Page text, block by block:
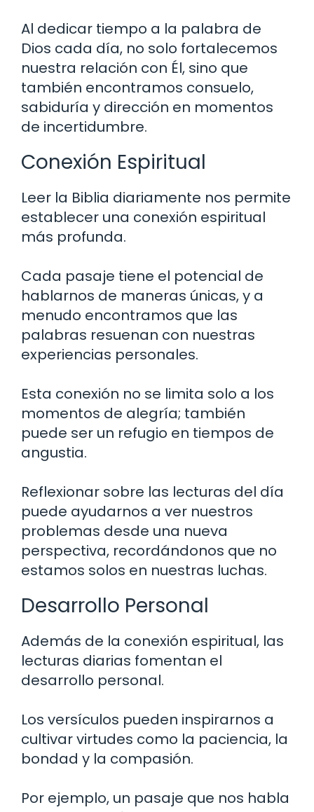
Al dedicar tiempo a la palabra de
Dios cada día, no solo fortalecemos
nuestra relación con Él, sino que
también encontramos consuelo,
sabiduría y dirección en momentos
de incertidumbre.
Conexión Espiritual
Leer la Biblia diariamente nos permite
establecer una conexión espiritual
más profunda.
Cada pasaje tiene el potencial de
hablarnos de maneras únicas, y a
menudo encontramos que las
palabras resuenan con nuestras
experiencias personales.
Esta conexión no se limita solo a los
momentos de alegría; también
puede ser un refugio en tiempos de
angustia.
Reflexionar sobre las lecturas del día
puede ayudarnos a ver nuestros
problemas desde una nueva
perspectiva, recordándonos que no
estamos solos en nuestras luchas.
Desarrollo Personal
Además de la conexión espiritual, las
lecturas diarias fomentan el
desarrollo personal.
Los versículos pueden inspirarnos a
cultivar virtudes como la paciencia, la
bondad y la compasión.
Por ejemplo, un pasaje que nos habla